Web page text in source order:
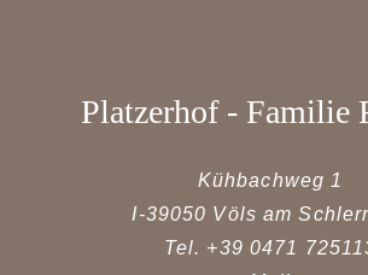
Platzerhof- Familie
Kühbachweg 1
I-39050 Völs am
Tel. +39 0471